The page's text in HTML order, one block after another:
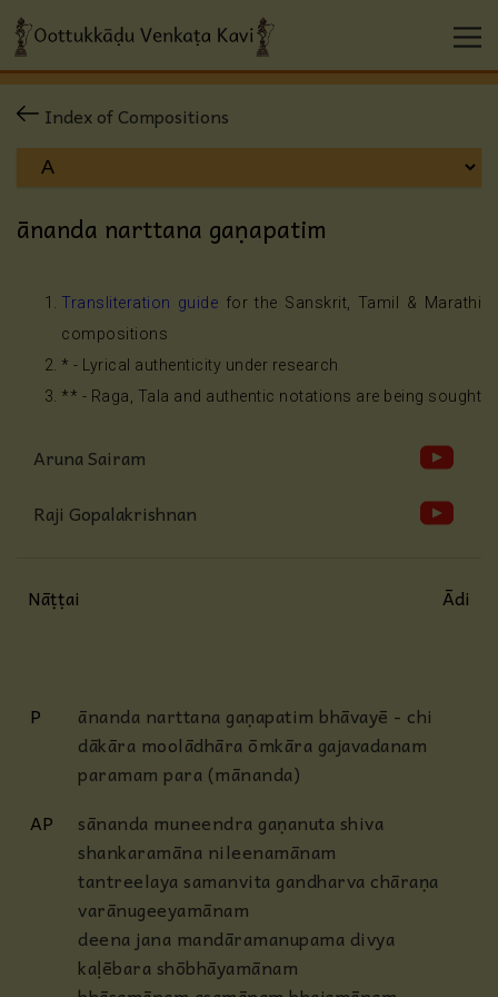
Index of Compositions
ānanda narttana gaṇapatim
Transliteration guide for the Sanskrit, Tamil & Marathi
compositions
* - Lyrical authenticity under research
** - Raga, Tala and authentic notations are being sought
Aruna Sairam
Raji Gopalakrishnan
Nāṭṭai Ādi
P
ānanda narttana gaṇapatim bhāvayē - chi
dākāra moolādhāra ōmkāra gajavadanam
paramam para (mānanda)
AP
sānanda muneendra gaṇanuta shiva
shankaramāna nileenamānam
tantreelaya samanvita gandharva chāraṇa
varānugeeyamānam
deena jana mandāramanupama divya
kaḷēbara shōbhāyamānam